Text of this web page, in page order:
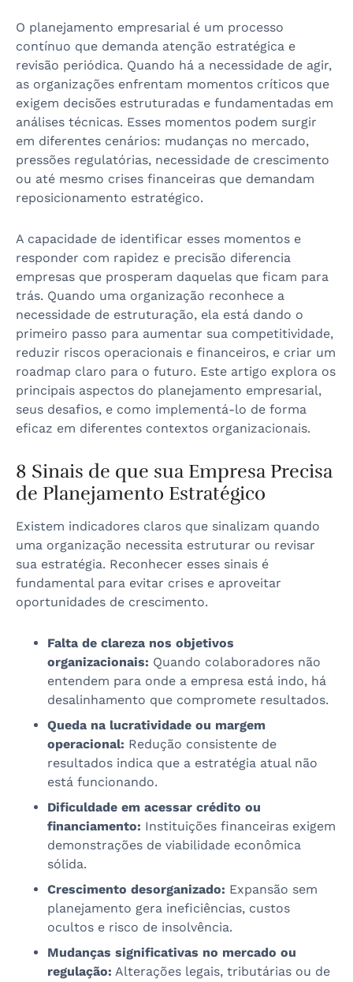
O planejamento empresarial é um processo
contínuo que demanda atenção estratégica e
revisão periódica. Quando há a necessidade de agir,
as organizações enfrentam momentos críticos que
exigem decisões estruturadas e fundamentadas em
análises técnicas. Esses momentos podem surgir
em diferentes cenários: mudanças no mercado,
pressões regulatórias, necessidade de crescimento
ou até mesmo crises financeiras que demandam
reposicionamento estratégico.
A capacidade de identificar esses momentos e
responder com rapidez e precisão diferencia
empresas que prosperam daquelas que ficam para
trás. Quando uma organização reconhece a
necessidade de estruturação, ela está dando o
primeiro passo para aumentar sua competitividade,
reduzir riscos operacionais e financeiros, e criar um
roadmap claro para o futuro. Este artigo explora os
principais aspectos do planejamento empresarial,
seus desafios, e como implementá-lo de forma
eficaz em diferentes contextos organizacionais.
8 Sinais de que sua Empresa Precisa
de Planejamento Estratégico
Existem indicadores claros que sinalizam quando
uma organização necessita estruturar ou revisar
sua estratégia. Reconhecer esses sinais é
fundamental para evitar crises e aproveitar
oportunidades de crescimento.
Falta de clareza nos objetivos
organizacionais: Quando colaboradores não
entendem para onde a empresa está indo, há
desalinhamento que compromete resultados.
Queda na lucratividade ou margem
operacional: Redução consistente de
resultados indica que a estratégia atual não
está funcionando.
Dificuldade em acessar crédito ou
financiamento: Instituições financeiras exigem
demonstrações de viabilidade econômica
sólida.
Crescimento desorganizado: Expansão sem
planejamento gera ineficiências, custos
ocultos e risco de insolvência.
Mudanças significativas no mercado ou
regulação: Alterações legais, tributárias ou de